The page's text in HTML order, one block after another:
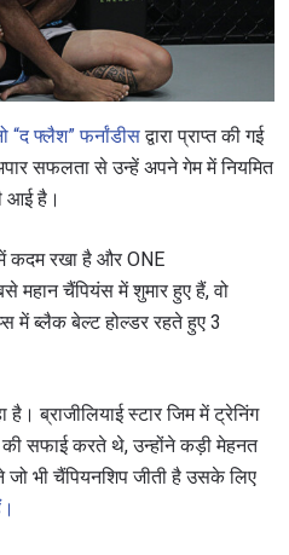
“द फ्लैश” फर्नांडीसद्वारा प्राप्त की गई
सफलता से उन्हें अपने गेम में नियमित
आई है।
कदम रखा है और ONE
चैंपियंस में शुमार हुए हैं, वो
में ब्लैक बेल्ट होल्डर रहते हुए 3
है। ब्राजीलियाई स्टार जिम में ट्रेनिंग
सफाई करते थे, उन्होंने कड़ी मेहनत
भी चैंपियनशिप जीती है उसके लिए